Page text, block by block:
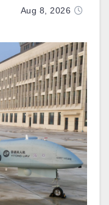
Aug 8, 2026